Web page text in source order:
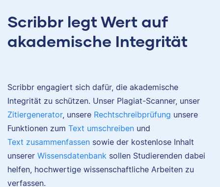
Scribbr legt Wert auf
akademische Integrität
Scribbr engagiert sich dafür, die akademische
Integrität zu schützen. Unser Plagiat-Scanner, unser
Zitiergenerator, unsere Rechtschreibprüfung unsere
Funktionen zum Text umschreiben und
Text zusammenfassen sowie der kostenlose Inhalt
unserer Wissensdatenbank sollen Studierenden dabei
helfen, hochwertige wissenschaftliche Arbeiten zu
verfassen.